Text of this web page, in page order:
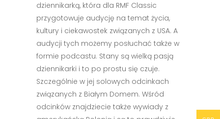
dziennikarką, która dla RMF Classic
przygotowuje audycję na temat życia,
kultury i ciekawostek związanych z USA. A
audycji tych możemy posłuchać także w
formie podcastu. Stany są wielką pasją
dziennikarki i to po prostu się czuje.
Szczególnie w jej solowych odcinkach
związanych z Białym Domem. Wśród
odcinków znajdziecie także wywiady z